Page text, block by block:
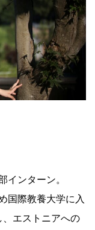
ンターン。
国際教養大学に入
エストニアへの